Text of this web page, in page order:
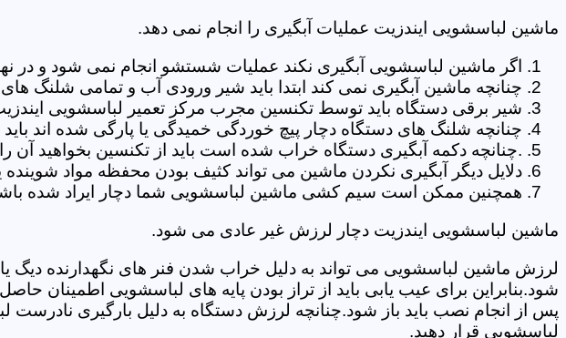
ماشین لباسشویی ایندزیت عملیات آبگیری را انجام نمی دهد.
اگر ماشین لباسشویی آبگیری نکند عملیات شستشو انجام نمی شود و در
چنانچه ماشین آبگیری نمی کند ابتدا باید شیر ورودی آب و تمامی شلنگ
شیر برقی دستگاه باید توسط تکنسین مجرب مرکز تعمیر لباسشویی
چنانچه شلنگ های دستگاه دچار پیچ خوردگی خمیدگی یا پارگی شده اند
.چنانچه دکمه آبگیری دستگاه خراب شده است باید از تکنسین بخواهید آن
دلایل دیگر آبگیری نکردن ماشین می تواند کثیف بودن محفظه مواد شوینده
همچنین ممکن است سیم کشی ماشین لباسشویی شما دچار ایراد شده باشد
ماشین لباسشویی ایندزیت دچار لرزش غیر عادی می شود.
لرزش ماشین لباسشویی می تواند به دلیل خراب شدن فنر های نگهدارنده
شود.بنابراین برای عیب یابی باید از تراز بودن پایه های لباسشویی اطمینان
پس از انجام نصب باید باز شود.چنانچه لرزش دستگاه به دلیل بارگیری نادرست
لباسشویی قرار دهید.